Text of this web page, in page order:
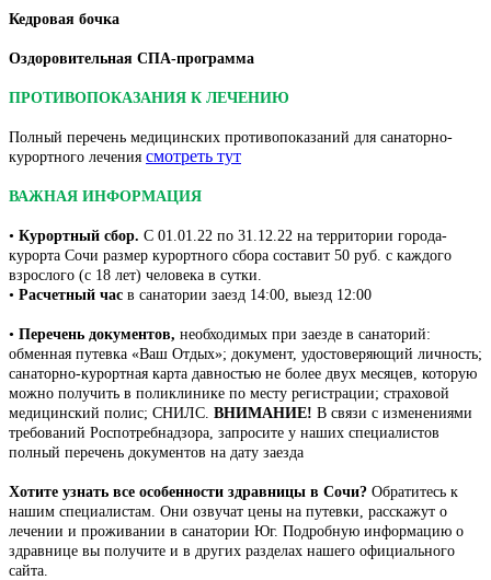
Кедровая бочка
Оздоровительная СПА-программа
ПРОТИВОПОКАЗАНИЯ К ЛЕЧЕНИЮ
Полный перечень медицинских противопоказаний для санаторно-
курортного лечения смотреть тут
ВАЖНАЯ ИНФОРМАЦИЯ
• Курортный сбор. С 01.01.22 по 31.12.22 на территории города-
курорта Сочи размер курортного сбора составит 50 руб. с каждого
взрослого (с 18 лет) человека в сутки.
• Расчетный час в санатории заезд 14:00, выезд 12:00
• Перечень документов, необходимых при заезде в санаторий:
обменная путевка «Ваш Отдых»; документ, удостоверяющий личность;
санаторно-курортная карта давностью не более двух месяцев, которую
можно получить в поликлинике по месту регистрации; страховой
медицинский полис; СНИЛС. ВНИМАНИЕ! В связи с изменениями
требований Роспотребнадзора, запросите у наших специалистов
полный перечень документов на дату заезда
Хотите узнать все особенности здравницы в Сочи? Обратитесь к
нашим специалистам. Они озвучат цены на путевки, расскажут о
лечении и проживании в санатории Юг. Подробную информацию о
здравнице вы получите и в других разделах нашего официального
сайта.